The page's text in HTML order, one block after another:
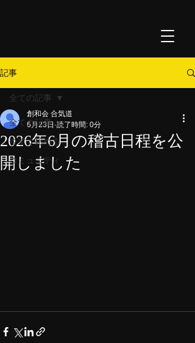
記事
全ての記事
今すぐ始める
コミュニティ
全ての記事
2026年6月の稽古日程を公
開しました
創和会 合気道
6月23日 読了時間: 0分